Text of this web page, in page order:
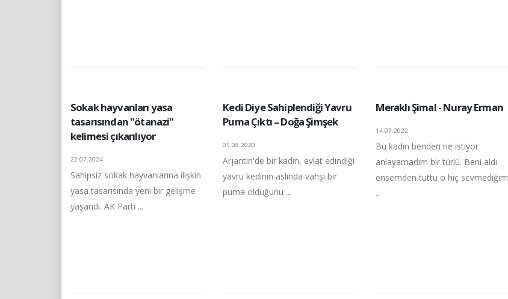
Sokak hayvanları yasa
tasarısından "ötanazi"
kelimesi çıkarılıyor
22.07.2024
Sahipsiz sokak hayvanlarına ilişkin
yasa tasarısında yeni bir gelişme
yaşandı. AK Parti ...
Kedi Diye Sahiplendiği Yavru
Puma Çıktı – Doğa Şimşek
05.08.2020
Arjantin'de bir kadın, evlat edindiği
yavru kedinin aslında vahşi bir
puma olduğunu ...
Meraklı Şimal - Nuray Erman
14.07.2022
Bu kadın benden ne istiyor
anlayamadım bir türlü. Beni aldı
ensemden tuttu o hiç sevmediğim
...